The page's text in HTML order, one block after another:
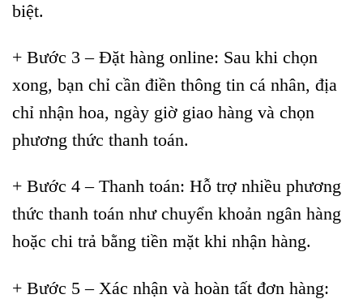
biệt.
+ Bước 3 – Đặt hàng online: Sau khi chọn
xong, bạn chỉ cần điền thông tin cá nhân, địa
chỉ nhận hoa, ngày giờ giao hàng và chọn
phương thức thanh toán.
+ Bước 4 – Thanh toán: Hỗ trợ nhiều phương
thức thanh toán như chuyển khoản ngân hàng
hoặc chi trả bằng tiền mặt khi nhận hàng.
+ Bước 5 – Xác nhận và hoàn tất đơn hàng: